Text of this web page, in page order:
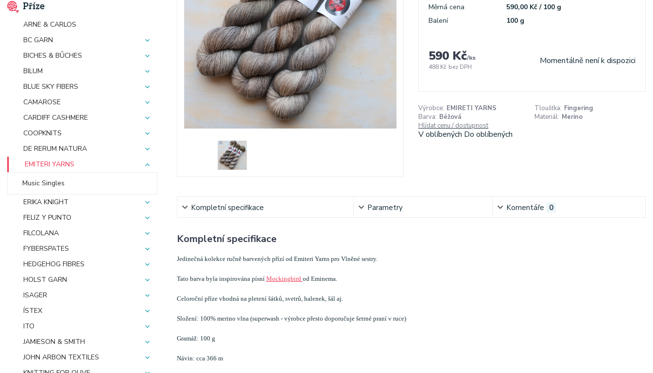
Příze
ARNE & CARLOS
BC GARN
BICHES & BÛCHES
BILUM
BLUE SKY FIBERS
CAMAROSE
CARDIFF CASHMERE
COOPKNITS
DE RERUM NATURA
EMITERI YARNS
Music Singles
ERIKA KNIGHT
FELIZ Y PUNTO
FILCOLANA
FYBERSPATES
HEDGEHOG FIBRES
HOLST GARN
ISAGER
ÍSTEX
ITO
JAMIESON & SMITH
JOHN ARBON TEXTILES
Měrná cena
590,00 Kč / 100 g
Balení
100 g
590 Kč/ks
488 Kč bez DPH
Momentálně není k dispozici
Výrobce: EMIRETI YARNS Tloušťka: Fingering
Barva: Béžová Materiál: Merino
Hlídat cenu / dostupnost
V oblíbených Do oblíbených
Kompletní specifikace Parametry Komentáře 0
Kompletní specifikace
Jedinečná kolekce ručně barvených přízí od Emiteri Yarns pro Vlněné sestry.
Tato barva byla inspirována písní Mockingbird od Eminema.
Celoroční příze vhodná na pletení šátků, svetrů, halenek, šál aj.
Složení: 100% merino vlna (superwash - výrobce přesto doporučuje šetrné praní v ruce)
Gramáž: 100 g
Návin: cca 366 m